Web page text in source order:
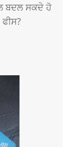
ਬਦਲ ਸਕਦੇ ਹੋ